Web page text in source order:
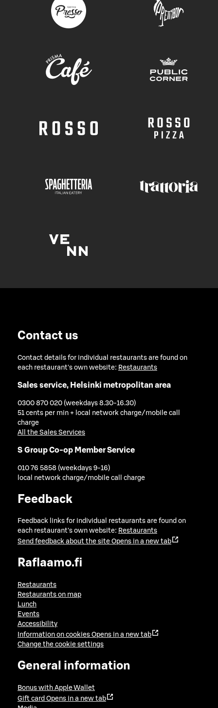
Contact us
Contact details for individual restaurants are found on
each restaurant's own website: Restaurants
Sales service, Helsinki metropolitan area
0300 870 020 (weekdays 8.30-16.30)
51 cents per min + local network charge/mobile call
charge
All the Sales Services
S Group Co-op Member Service
010 76 5858 (weekdays 9-16)
local network charge/mobile call charge
Feedback
Feedback links for individual restaurants are found on
each restaurant's own website: Restaurants
Send feedback about the site Opens in a new tab
Raflaamo.fi
Restaurants
Restaurants on map
Lunch
Events
Accessibility
Information on cookies Opens in a new tab
Change the cookie settings
General information
Bonus with Apple Wallet
Gift card Opens in a new tab